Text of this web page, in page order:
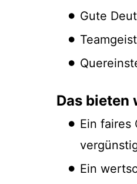
Gute
Das bieten
Ein faires
Ein